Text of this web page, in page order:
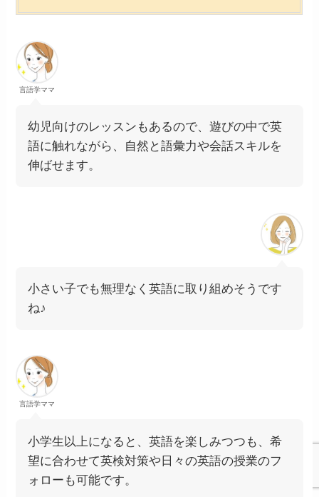
言語学ママ
幼児向けのレッスンもあるので、遊びの中で英
語に触れながら、自然と語彙力や会話スキルを
伸ばせます。
小さい子でも無理なく英語に取り組めそうです
ね♪
言語学ママ
小学生以上になると、英語を楽しみつつも、希
望に合わせて英検対策や日々の英語の授業のフ
ォローも可能です。